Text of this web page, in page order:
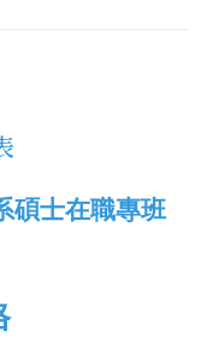
碩士在職專班